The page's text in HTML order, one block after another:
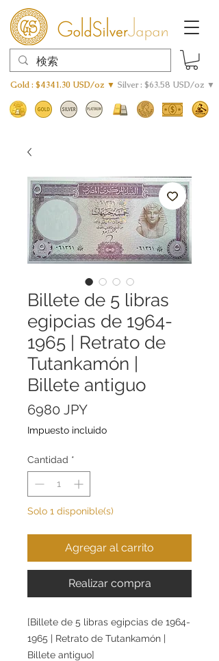
Gold : $4341.30 USD/oz ▼ Silver : $63.58 USD/oz ▼
Billete de 5 libras
egipcias de 1964-
1965 | Retrato de
Tutankamón |
Billete antiguo
6980 JPYPrecio
Impuesto incluido
Cantidad *
Solo 1 disponible(s)
Agregar al carrito
Realizar compra
[Billete de 5 libras egipcias de 1964-
1965 | Retrato de Tutankamón |
Billete antiguo]